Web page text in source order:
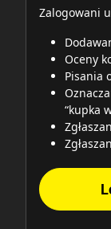
Zalogowani
Oceny
Pisania
“kupka